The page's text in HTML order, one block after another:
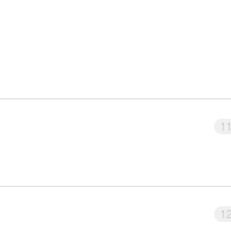
11
12